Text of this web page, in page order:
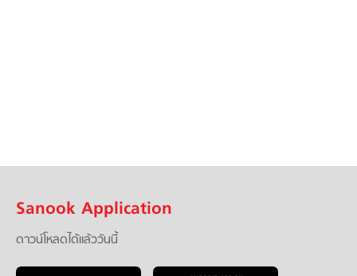
Sanook Application
ดาวน์โหลดได้แล้ววันนี้